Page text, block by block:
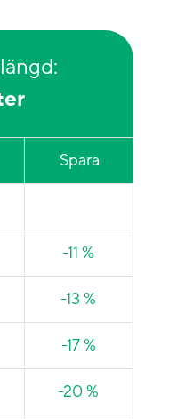
Spara
-11 %
-13 %
-17 %
-20 %